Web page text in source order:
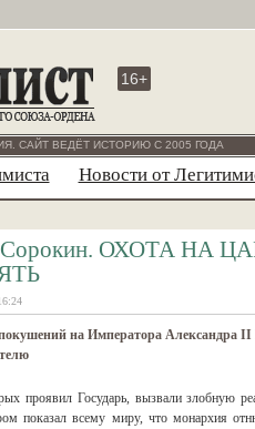
16+
САЙТ ВЕДЁТ ИСТОРИЮ С 2005 ГОДА
Новости от
ОХОТА НА
на Императора Александра
проявил Государь, вызвали злобную
показал всему миру, что монархия